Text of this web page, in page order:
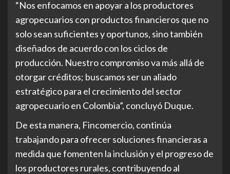
“Nos enfocamos en apoyar a los productores
agropecuarios con productos financieros que no
solo sean suficientes y oportunos, sino también
diseñados de acuerdo con los ciclos de
producción. Nuestro compromiso va más allá de
otorgar créditos; buscamos ser un aliado
estratégico para el crecimiento del sector
agropecuario en Colombia”, concluyó Duque.
De esta manera, Fincomercio, continúa
trabajando para ofrecer soluciones financieras a
medida que fomenten la inclusión y el progreso de
los productores rurales, contribuyendo al